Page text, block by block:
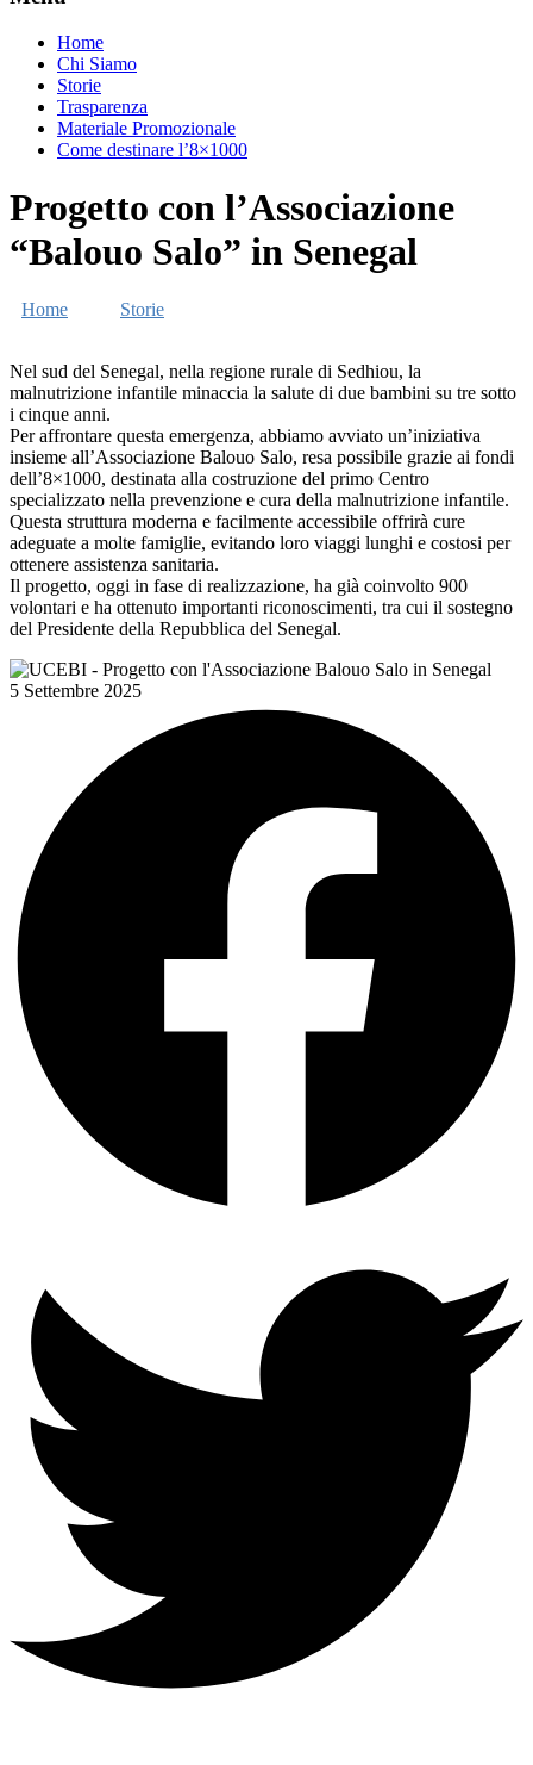
Home
Chi Siamo
Storie
Trasparenza
Materiale Promozionale
Come destinare l’8×1000
Progetto con l’Associazione
“Balouo Salo” in Senegal
Home Storie
Nel sud del Senegal, nella regione rurale di Sedhiou, la
malnutrizione infantile minaccia la salute di due bambini su tre sotto
i cinque anni.
Per affrontare questa emergenza, abbiamo avviato un’iniziativa
insieme all’Associazione Balouo Salo, resa possibile grazie ai fondi
dell’8×1000, destinata alla costruzione del primo Centro
specializzato nella prevenzione e cura della malnutrizione infantile.
Questa struttura moderna e facilmente accessibile offrirà cure
adeguate a molte famiglie, evitando loro viaggi lunghi e costosi per
ottenere assistenza sanitaria.
Il progetto, oggi in fase di realizzazione, ha già coinvolto 900
volontari e ha ottenuto importanti riconoscimenti, tra cui il sostegno
del Presidente della Repubblica del Senegal.
5 Settembre 2025